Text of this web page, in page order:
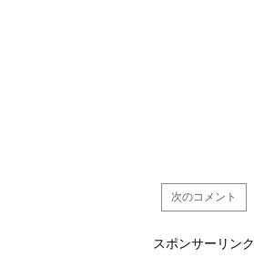
次のコメント
スポンサーリンク